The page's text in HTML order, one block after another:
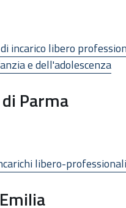
incarico libero
e dell'adolescenza
Parma
libero-